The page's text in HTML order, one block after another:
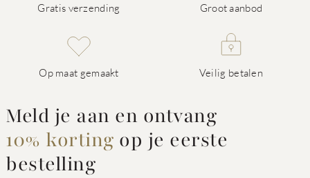
Gratis verzending Groot aanbod
Op maat gemaakt Veilig betalen
Meld je aan en ontvang
10% korting op je eerste
bestelling